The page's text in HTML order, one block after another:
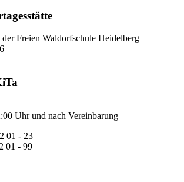
der Freien Waldorfschule Heidelberg
Uhr und nach Vereinbarung
01 - 23
01 - 99